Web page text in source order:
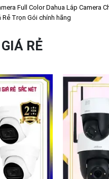
Full Color Dahua Lắp Camera
Rẻ Trọn Gói chính hãng
RẺ